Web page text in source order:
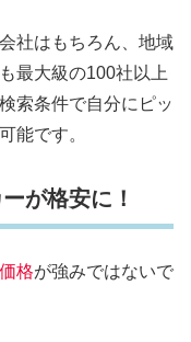
社はもちろん、地域
最大級の100社以上
索条件で自分にピッ
能です。
が格安に！
格が強みではないで